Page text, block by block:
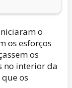
o
os esforços
os
no interior da
os